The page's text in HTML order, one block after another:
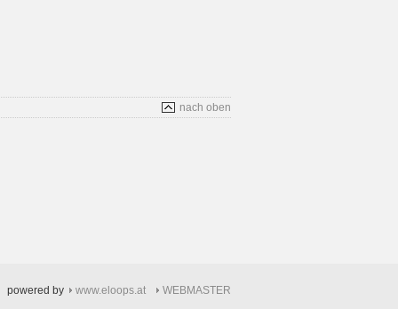
nach oben
powered by www.eloops.at WEBMASTER